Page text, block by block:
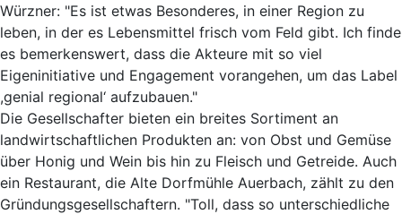
Würzner: "Es ist etwas Besonderes, in einer Region zu
leben, in der es Lebensmittel frisch vom Feld gibt. Ich finde
es bemerkenswert, dass die Akteure mit so viel
Eigeninitiative und Engagement vorangehen, um das Label
,genial regional‘ aufzubauen."
Die Gesellschafter bieten ein breites Sortiment an
landwirtschaftlichen Produkten an: von Obst und Gemüse
über Honig und Wein bis hin zu Fleisch und Getreide. Auch
ein Restaurant, die Alte Dorfmühle Auerbach, zählt zu den
Gründungsgesellschaftern. "Toll, dass so unterschiedliche